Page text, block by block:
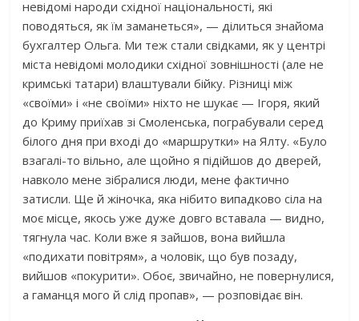
невідомі народи східної національності, які
поводяться, як їм заманеться», — ділиться знайома
бухгалтер Ольга. Ми теж стали свідками, як у центрі
міста невідомі молодики східної зовнішності (але не
кримські татари) влаштували бійку. Різниці між
«своїми» і «не своїми» ніхто не шукає — Ігоря, який
до Криму приїхав зi Смоленська, пограбували серед
білого дня при вході до «маршрутки» на Ялту. «Було
взагалі-то вільно, але щойно я підійшов до дверей,
навколо мене зібралися люди, мене фактично
затисли. Ще й жіночка, яка нібито випадково сіла на
моє місце, якось уже дуже довго вставала — видно,
тягнула час. Коли вже я зайшов, вона вийшла
«подихати повітрям», а чоловік, що був позаду,
вийшов «покурити». Обоє, звичайно, не повернулися,
а гаманця мого й слід пропав», — розповідає він.